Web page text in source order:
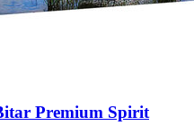
Premium Spirit